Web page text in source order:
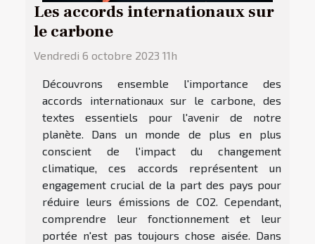
Les accords internationaux sur
le carbone
Vendredi 6 octobre 2023 11h
Découvrons ensemble l'importance des
accords internationaux sur le carbone, des
textes essentiels pour l'avenir de notre
planète. Dans un monde de plus en plus
conscient de l'impact du changement
climatique, ces accords représentent un
engagement crucial de la part des pays pour
réduire leurs émissions de CO2. Cependant,
comprendre leur fonctionnement et leur
portée n'est pas toujours chose aisée. Dans